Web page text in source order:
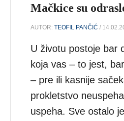
Mačkice su
AUTOR:TEOFIL PANČIĆ /
U životu postoje bar
koja vas – to jest,
– pre ili kasnije
prokletstvo
uspeha. Sve ostalo